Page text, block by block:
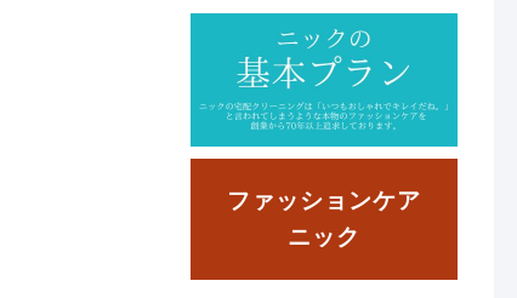
ファッションケア
ニック